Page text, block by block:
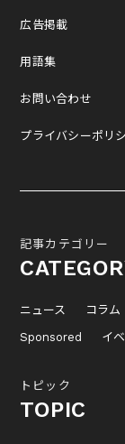
広告掲載
用語集
お問い合わせ
プライバシーポリ
記事カテゴリー
ニュース コラム
Sponsored
イ
トピック
TOPIC